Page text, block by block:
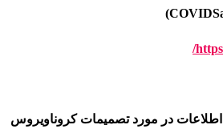
اطلاعات در مورد تصمیمات کروناویروس